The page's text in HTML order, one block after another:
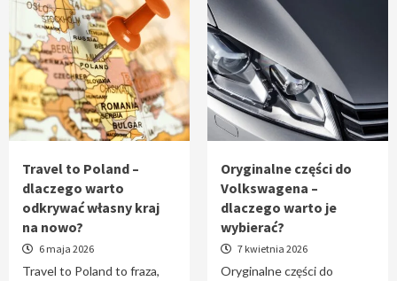
4
Czy sztuczna inteligencja wyprze pracę
geodety w przyszłości?
5
Tworzenie aplikacji internetowych – jak
powstają nowoczesne rozwiązania cyfrowe
1
Travel to Poland – dlaczego warto odkrywać
własny kraj na nowo?
Travel to Poland –
dlaczego warto
odkrywać własny kraj
na nowo?
6 maja 2026
Travel to Poland to fraza,
Oryginalne części do
Volkswagena –
dlaczego warto je
wybierać?
7 kwietnia 2026
Oryginalne części do